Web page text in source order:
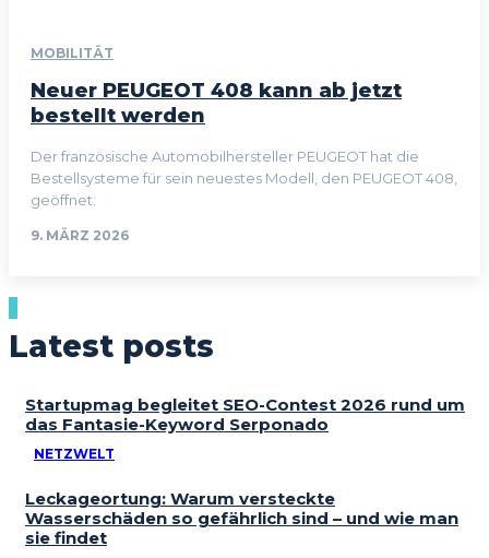
MOBILITÄT
Neuer PEUGEOT 408 kann ab jetzt
bestellt werden
Der französische Automobilhersteller PEUGEOT hat die
Bestellsysteme für sein neuestes Modell, den PEUGEOT 408,
geöffnet.
9. MÄRZ 2026
Latest posts
Startupmag begleitet SEO-Contest 2026 rund um
das Fantasie-Keyword Serponado
NETZWELT
Leckageortung: Warum versteckte
Wasserschäden so gefährlich sind – und wie man
sie findet